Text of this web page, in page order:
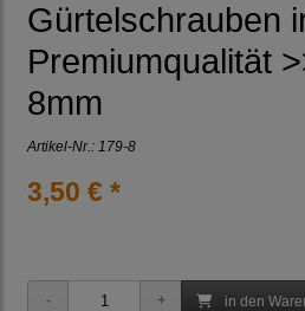
Gürtelschrauben
Premiumqualität
8mm
Artikel-Nr.: 179-8
3,50 € *
in den